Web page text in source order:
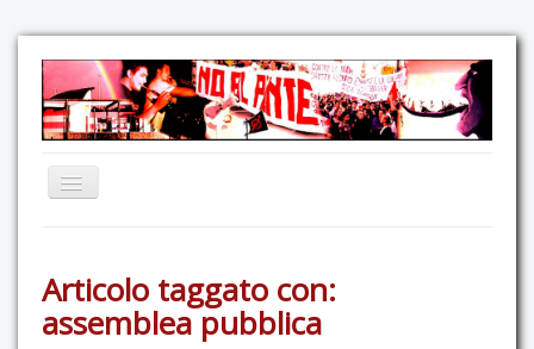
Comunicazione
Eventi
Articolo taggato con:
assemblea pubblica